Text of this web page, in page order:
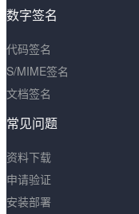
数字签名
代码签名
S/MIME签名
文档签名
常见问题
资料下载
申请验证
安装部署